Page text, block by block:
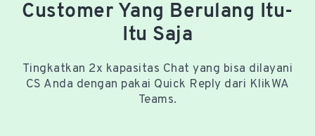
Customer Yang Berulang Itu-
Itu Saja
Tingkatkan 2x kapasitas Chat yang bisa dilayani
CS Anda dengan pakai Quick Reply dari KlikWA
Teams.